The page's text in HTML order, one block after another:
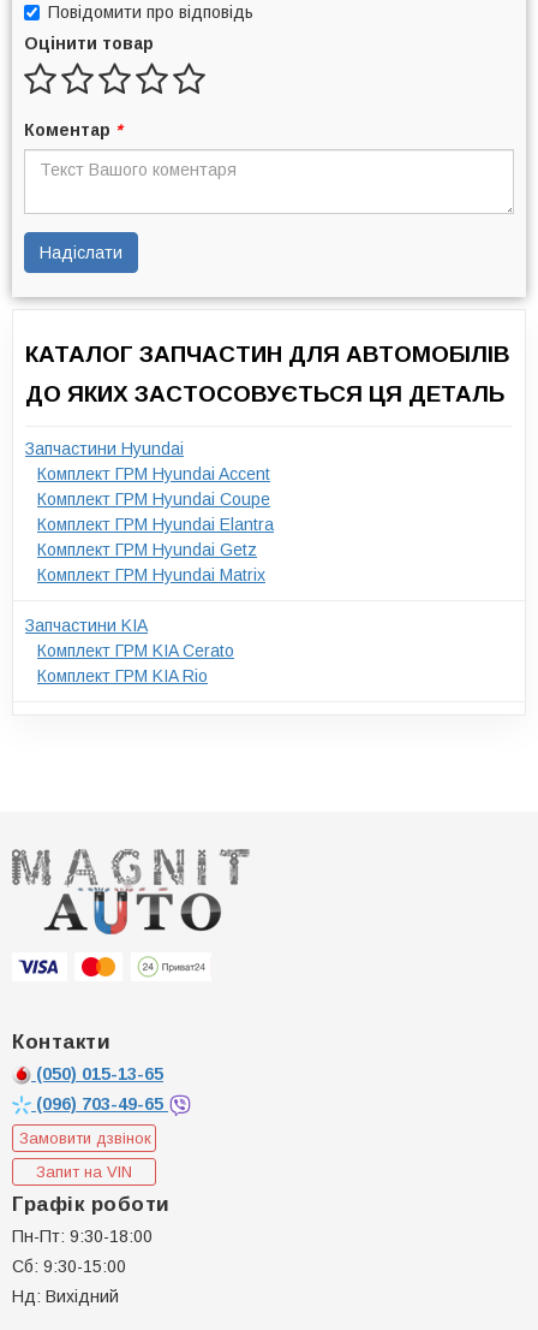
Повідомити про відповідь
Оцінити товар
Коментар *
Надіслати
КАТАЛОГ ЗАПЧАСТИН ДЛЯ АВТОМОБІЛІВ
ДО ЯКИХ ЗАСТОСОВУЄТЬСЯ ЦЯ ДЕТАЛЬ
Запчастини Hyundai
Комплект ГРМ Hyundai Accent
Комплект ГРМ Hyundai Coupe
Комплект ГРМ Hyundai Elantra
Комплект ГРМ Hyundai Getz
Комплект ГРМ Hyundai Matrix
Запчастини KIA
Комплект ГРМ KIA Cerato
Комплект ГРМ KIA Rio
Контакти
(050) 015-13-65
(096) 703-49-65
Замовити дзвінок
Запит на VIN
Графік роботи
Пн-Пт: 9:30-18:00
Сб: 9:30-15:00
Нд: Вихідний